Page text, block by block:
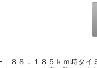
８８，１８５ｋｍ時タ